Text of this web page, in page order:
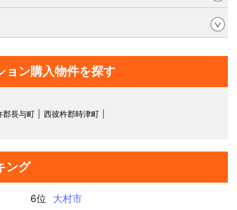
ョン購入物件を探す
郡長与町 西彼杵郡時津町
ング
6位 大村市